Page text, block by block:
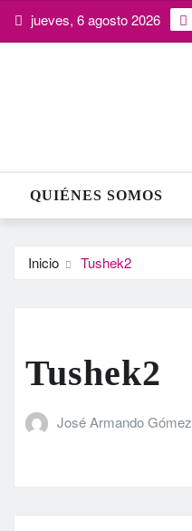
Saltarjueves, 6 agosto 2026
QUIÉNES SOMOS
Inicio Tushek2
Tushek2
José Armando Gómez